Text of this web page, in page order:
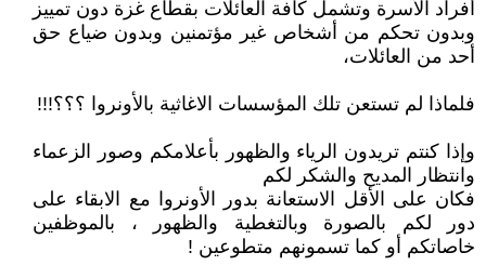
أفراد الأسرة وتشمل كافة العائلات بقطاع غزة دون تمييز
وبدون تحكم من أشخاص غير مؤتمنين وبدون ضياع حق
أحد من العائلات،
فلماذا لم تستعن تلك المؤسسات الاغاثية بالأونروا ؟؟؟!!!
وإذا كنتم تريدون الرياء والظهور بأعلامكم وصور الزعماء
وانتظار المديح والشكر لكم
فكان على الأقل الاستعانة بدور الأونروا مع الابقاء على
دور لكم بالصورة وبالتغطية والظهور ، بالموظفين
خاصاتكم أو كما تسمونهم متطوعين !